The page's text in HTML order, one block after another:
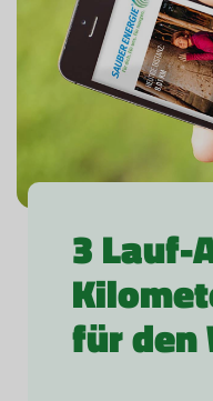
3 Lauf-
für den